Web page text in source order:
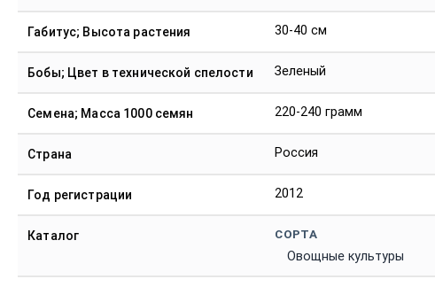
Габитус; Высота растения 30-40 см
Бобы; Цвет в технической спелости Зеленый
Семена; Масса 1000 семян 220-240 грамм
Страна Россия
Год регистрации 2012
Каталог СОРТА
Овощные культуры